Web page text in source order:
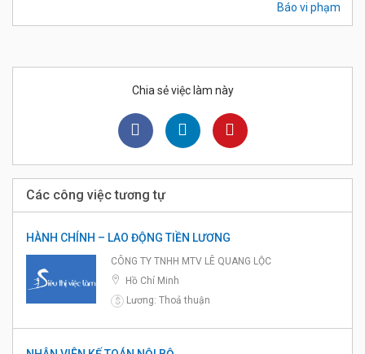
Báo vi phạm
Chia sẻ việc làm này
Các công việc tương tự
HÀNH CHÍNH – LAO ĐỘNG TIỀN LƯƠNG
CÔNG TY TNHH MTV LÊ QUANG LỘC
Hồ Chí Minh
$
Lương: Thoả thuận